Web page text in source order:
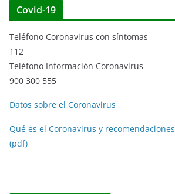
Covid-19
Teléfono Coronavirus con síntomas
112
Teléfono Información Coronavirus
900 300 555
Datos sobre el Coronavirus
Qué es el Coronavirus y
(pdf)